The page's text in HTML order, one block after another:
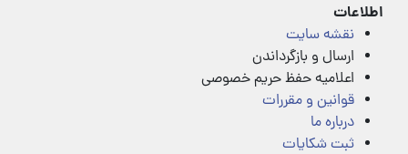
اطلاعات
نقشه سایت
ارسال و بازگرداندن
اعلامیه حفظ حریم خصوصی
قوانین و مقررات
درباره ما
ثبت شکایات